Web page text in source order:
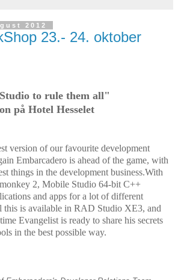
2012
23.- 24. oktober
to rule them all"
på Hotel Hesselet
version of our favourite development
Embarcadero is ahead of the game, with
things in the development business.With
2, Mobile Studio 64-bit C++
and apps for a lot of different
this is available in RAD Studio XE3, and
Evangelist is ready to share his secrets
in the best possible way.